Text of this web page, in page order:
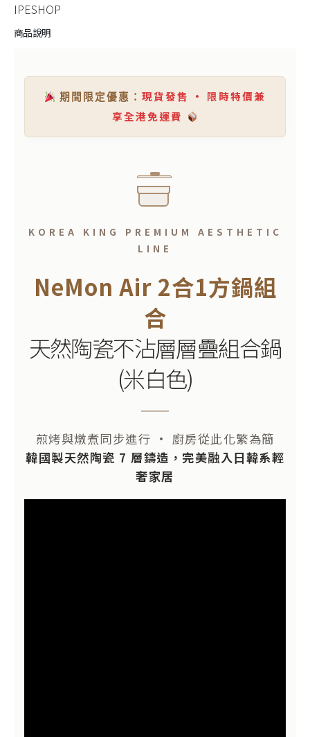
IPESHOP
商品說明
期間限定優惠：現貨發售 • 限時特價兼
享全港免運費
KOREA KING PREMIUM AESTHETIC
LINE
NeMon Air 2合1方鍋組
合
天然陶瓷不沾層層疊組合鍋
(米白色)
煎烤與燉煮同步進行 • 廚房從此化繁為簡
韓國製天然陶瓷 7 層鑄造，完美融入日韓系輕
奢家居